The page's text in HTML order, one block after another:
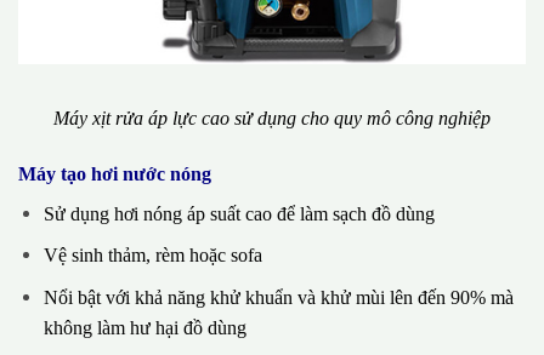
Máy xịt rửa áp lực cao sử dụng cho quy mô công nghiệp
Máy tạo hơi nước nóng
Sử dụng hơi nóng áp suất cao để làm sạch đồ dùng
Vệ sinh thảm, rèm hoặc sofa
Nổi bật với khả năng khử khuẩn và khử mùi lên đến 90% mà
không làm hư hại đồ dùng